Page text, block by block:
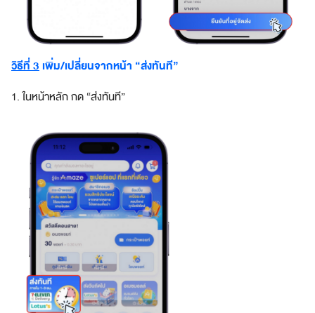
วิธีที่ 3เพิ่ม/เปลี่ยนจากหน้า “ส่งทันที”
1. ในหน้าหลัก กด “ส่งทันที”